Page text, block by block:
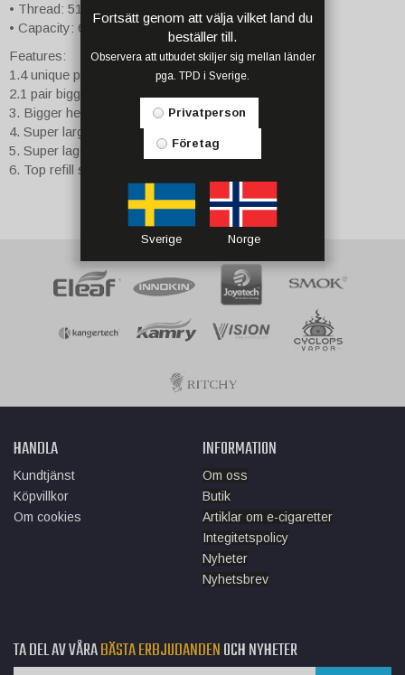
• Thread: 510
• Capacity: 6ml (with T8-Q4)
Features:
1.4 unique patented turbo engines
2.1 pair bigger bottom air slots
3. Bigger heating air tube
4. Super large caliber delrin drip tip
5. Super lager e-juice refill-slot & central air slot
6. Top refill system
HANDLA
Kundtjänst
Köpvillkor
Om cookies
INFORMATION
Om oss
Butik
Artiklar om e-cigaretter
Integitetspolicy
Nyheter
Nyhetsbrev
TA DEL AV VÅRABÄSTA ERBJUDANDENOCH NYHETER
Fortsätt genom att välja vilket land du
beställer till.
Observera att utbudet skiljer sig mellan länder
pga. TPD i Sverige.
Privatperson
Företag
Sverige Norge